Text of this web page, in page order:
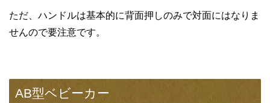
ただ、ハンドルは基本的に背面押しのみで対面にはなりま
せんので要注意です。
AB型ベビーカー